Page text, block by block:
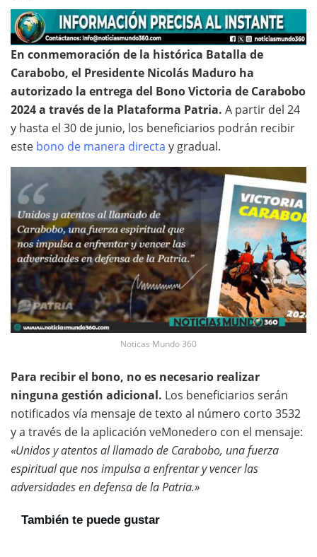
En conmemoración de la histórica Batalla de
Carabobo, el Presidente Nicolás Maduro ha
autorizado la entrega del Bono Victoria de Carabobo
2024 a través de la Plataforma Patria. A partir del 24
y hasta el 30 de junio, los beneficiarios podrán recibir
este bono de manera directa y gradual.
Noticas Mundo 360
Para recibir el bono, no es necesario realizar
ninguna gestión adicional. Los beneficiarios serán
notificados vía mensaje de texto al número corto 3532
y a través de la aplicación veMonedero con el mensaje:
«Unidos y atentos al llamado de Carabobo, una fuerza
espiritual que nos impulsa a enfrentar y vencer las
adversidades en defensa de la Patria.»
También te puede gustar